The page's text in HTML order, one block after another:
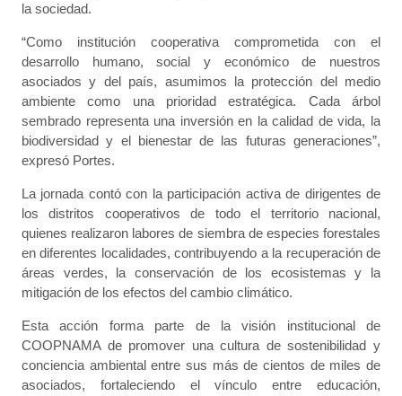
la sociedad.
“Como institución cooperativa comprometida con el
desarrollo humano, social y económico de nuestros
asociados y del país, asumimos la protección del medio
ambiente como una prioridad estratégica. Cada árbol
sembrado representa una inversión en la calidad de vida, la
biodiversidad y el bienestar de las futuras generaciones”,
expresó Portes.
La jornada contó con la participación activa de dirigentes de
los distritos cooperativos de todo el territorio nacional,
quienes realizaron labores de siembra de especies forestales
en diferentes localidades, contribuyendo a la recuperación de
áreas verdes, la conservación de los ecosistemas y la
mitigación de los efectos del cambio climático.
Esta acción forma parte de la visión institucional de
COOPNAMA de promover una cultura de sostenibilidad y
conciencia ambiental entre sus más de cientos de miles de
asociados, fortaleciendo el vínculo entre educación,